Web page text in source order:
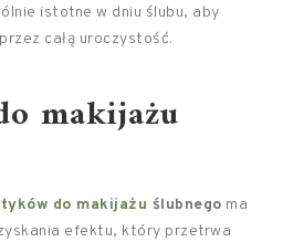
istotne w dniu ślubu, aby
całą uroczystość.
makijażu
do makijażu ślubnego ma
efektu, który przetrwa